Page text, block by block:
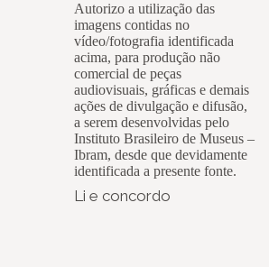
Autorizo a utilização das
imagens contidas no
vídeo/fotografia identificada
acima, para produção não
comercial de peças
audiovisuais, gráficas e demais
ações de divulgação e difusão,
a serem desenvolvidas pelo
Instituto Brasileiro de Museus –
Ibram, desde que devidamente
identificada a presente fonte.
Li e concordo